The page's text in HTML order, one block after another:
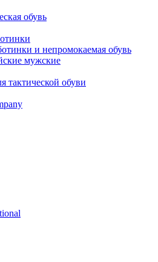
обувь
и непромокаемая обувь
мужские
тактической обуви